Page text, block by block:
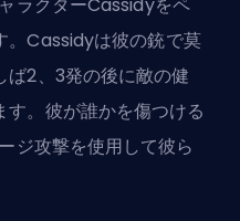
ラクターCassidyをペ
。Cassidyは彼の銃で莫
ば2、3発の後に敵の健
。彼が誰かを傷つける
ジ攻撃を使用して彼ら